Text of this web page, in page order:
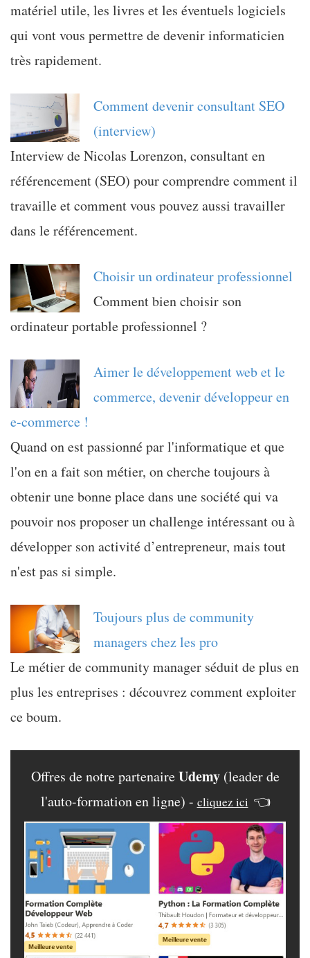
matériel utile, les livres et les éventuels logiciels
qui vont vous permettre de devenir informaticien
très rapidement.
Comment devenir consultant SEO
(interview)
Interview de Nicolas Lorenzon, consultant en
référencement (SEO) pour comprendre comment il
travaille et comment vous pouvez aussi travailler
dans le référencement.
Choisir un ordinateur professionnel
Comment bien choisir son
ordinateur portable professionnel ?
Aimer le développement web et le
commerce, devenir développeur en
e-commerce !
Quand on est passionné par l'informatique et que
l'on en a fait son métier, on cherche toujours à
obtenir une bonne place dans une société qui va
pouvoir nos proposer un challenge intéressant ou à
développer son activité d’entrepreneur, mais tout
n'est pas si simple.
Toujours plus de community
managers chez les pro
Le métier de community manager séduit de plus en
plus les entreprises : découvrez comment exploiter
ce boum.
Offres de notre partenaireUdemy(leader de
l'auto-formation en ligne) - cliquez ici 👈